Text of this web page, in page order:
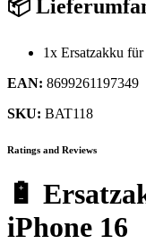
📦
1x Ersatzakku
EAN: 8699261197349
SKU: BAT118
Ratings and Reviews
🔋
iPhone 16